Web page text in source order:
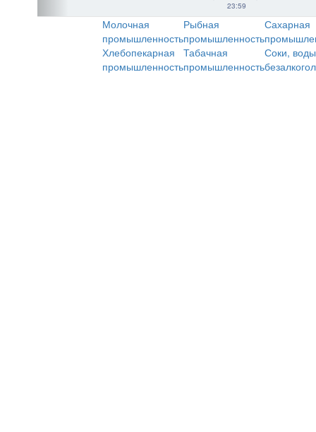
23:59
Молочная
промышленность
Рыбная
промышленность
Сахарная
Хлебопекарная
промышленность
Табачная
промышленность
Соки,